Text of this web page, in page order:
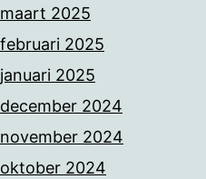
maart 2025
februari 2025
januari 2025
december 2024
november 2024
oktober 2024